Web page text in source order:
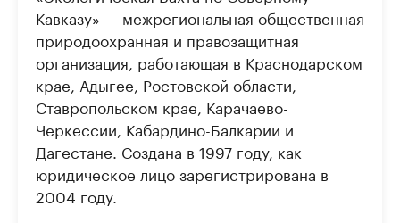
Кавказу» — межрегиональная общественная
природоохранная и правозащитная
организация, работающая в Краснодарском
крае, Адыгее, Ростовской области,
Ставропольском крае, Карачаево-
Черкессии, Кабардино-Балкарии и
Дагестане. Создана в 1997 году, как
юридическое лицо зарегистрирована в
2004 году.